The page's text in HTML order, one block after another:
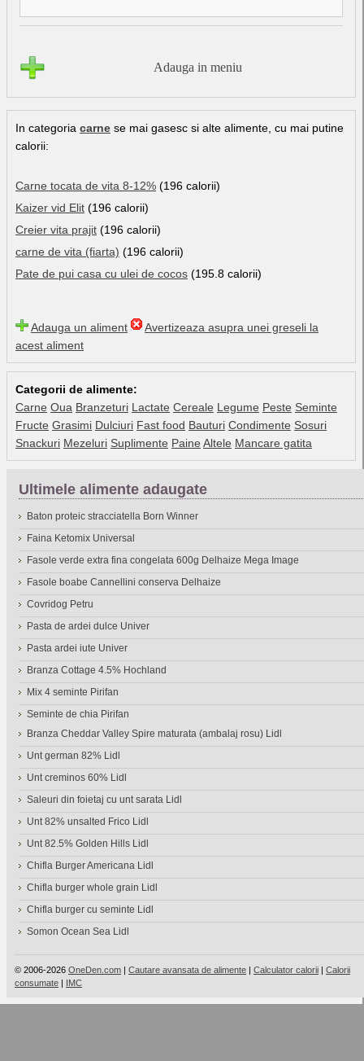
Adauga in meniu
In categoria carne se mai gasesc si alte alimente, cu mai putine
calorii:
Carne tocata de vita 8-12% (196 calorii)
Kaizer vid Elit (196 calorii)
Creier vita prajit (196 calorii)
carne de vita (fiarta) (196 calorii)
Pate de pui casa cu ulei de cocos (195.8 calorii)
Adauga un aliment
Avertizeaza asupra unei greseli la
acest aliment
Categorii de alimente:
Carne Oua Branzeturi Lactate Cereale Legume Peste Seminte
Fructe Grasimi Dulciuri Fast food Bauturi Condimente Sosuri
Snackuri Mezeluri Suplimente Paine Altele Mancare gatita
Ultimele alimente adaugate
Baton proteic stracciatella Born Winner
Faina Ketomix Universal
Fasole verde extra fina congelata 600g Delhaize Mega Image
Fasole boabe Cannellini conserva Delhaize
Covridog Petru
Pasta de ardei dulce Univer
Pasta ardei iute Univer
Branza Cottage 4.5% Hochland
Mix 4 seminte Pirifan
Seminte de chia Pirifan
Branza Cheddar Valley Spire maturata (ambalaj rosu) Lidl
Unt german 82% Lidl
Unt creminos 60% Lidl
Saleuri din foietaj cu unt sarata Lidl
Unt 82% unsalted Frico Lidl
Unt 82.5% Golden Hills Lidl
Chifla Burger Americana Lidl
Chifla burger whole grain Lidl
Chifla burger cu seminte Lidl
Somon Ocean Sea Lidl
© 2006-2026 OneDen.com | Cautare avansata de alimente | Calculator calorii | Calorii
consumate | IMC